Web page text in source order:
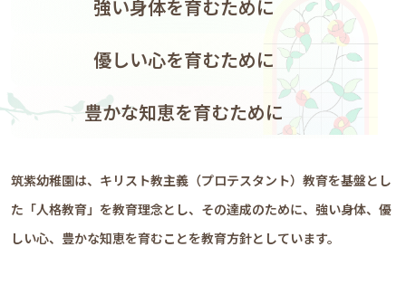
強い身体を育むために
優しい心を育むために
豊かな知恵を育むために
筑紫幼稚園は、キリスト教主義（プロテスタント）教育を基盤とし
た「人格教育」を教育理念とし、その達成のために、強い身体、優
しい心、豊かな知恵を育むことを教育方針としています。